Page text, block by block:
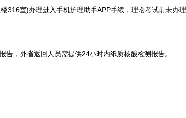
室)办理进入手机护理助手APP手续，理论考试前未办理
，外省返回人员需提供24小时内纸质核酸检测报告。